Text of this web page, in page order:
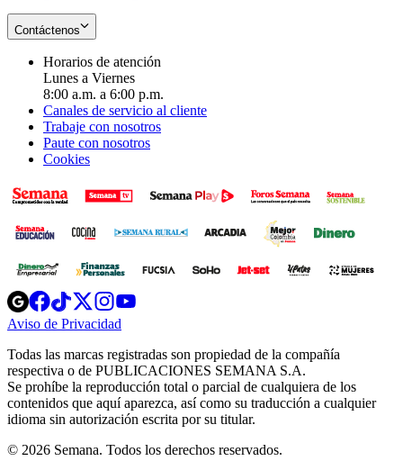
Contáctenos
Horarios de atención
Lunes a Viernes
8:00 a.m. a 6:00 p.m.
Canales de servicio al cliente
Trabaje con nosotros
Paute con nosotros
Cookies
Opens
in
new
Opens
in
new
Opens
in
new
window
Opens
new
windowwindow
Aviso de Privacidad
new
window
Todas las marcas registradas son propiedad de la compañía
respectiva o de PUBLICACIONES SEMANA S.A.
Se prohíbe la reproducción total o parcial de cualquiera de los
contenidos que aquí aparezca, así como su traducción a cualquier
idioma sin autorización escrita por su titular.
© 2026 Semana. Todos los derechos reservados.